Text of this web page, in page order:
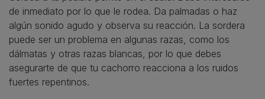
de inmediato por lo que le rodea. Da palmadas o haz
algún sonido agudo y observa su reacción. La sordera
puede ser un problema en algunas razas, como los
dálmatas y otras razas blancas, por lo que debes
asegurarte de que tu cachorro reacciona a los ruidos
fuertes repentinos.